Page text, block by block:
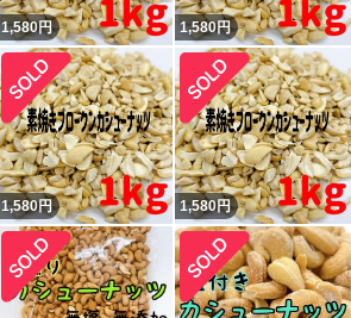
1,580円 1,580円
1,580円 1,580円